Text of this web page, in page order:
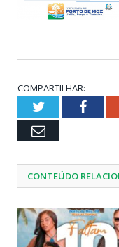
COMPARTILHAR:
Twitter
Email
CONTEÚDO